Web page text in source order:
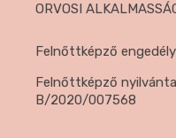
ORVOSI
Felnőttképző
Felnőttképző
B/2020/007568